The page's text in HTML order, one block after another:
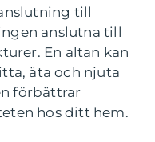
till
anslutna till
En altan kan
äta och njuta
förbättrar
hos ditt hem.